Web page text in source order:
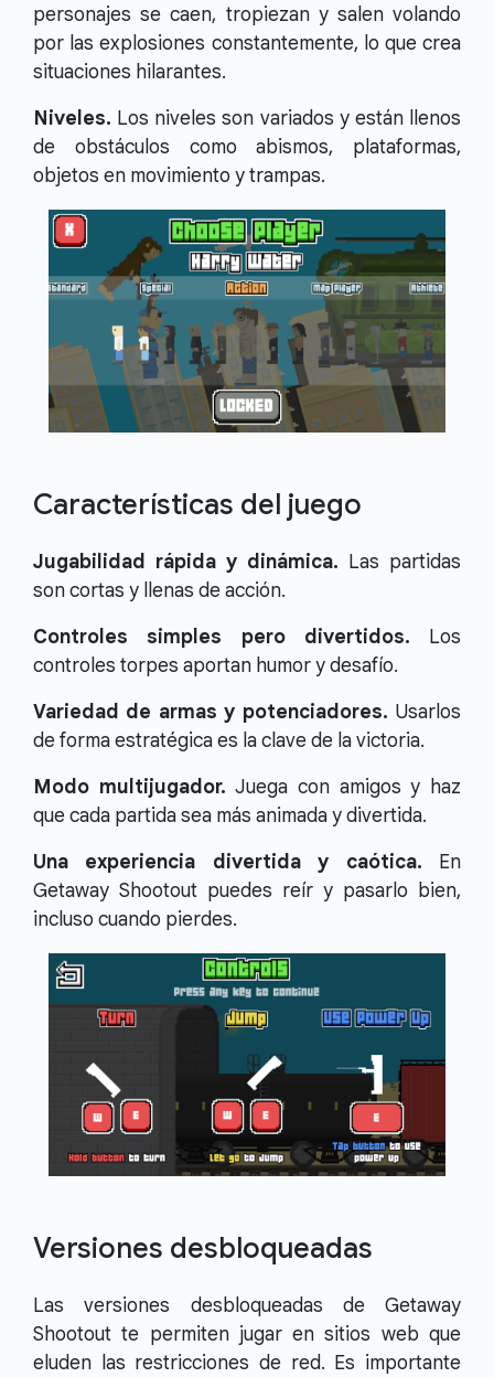
personajes se caen, tropiezan y salen volando
por las explosiones constantemente, lo que crea
situaciones hilarantes.
Niveles. Los niveles son variados y están llenos
de obstáculos como abismos, plataformas,
objetos en movimiento y trampas.
Características del juego
Jugabilidad rápida y dinámica. Las partidas
son cortas y llenas de acción.
Controles simples pero divertidos. Los
controles torpes aportan humor y desafío.
Variedad de armas y potenciadores. Usarlos
de forma estratégica es la clave de la victoria.
Modo multijugador. Juega con amigos y haz
que cada partida sea más animada y divertida.
Una experiencia divertida y caótica. En
Getaway Shootout puedes reír y pasarlo bien,
incluso cuando pierdes.
Versiones desbloqueadas
Las versiones desbloqueadas de Getaway
Shootout te permiten jugar en sitios web que
eluden las restricciones de red. Es importante